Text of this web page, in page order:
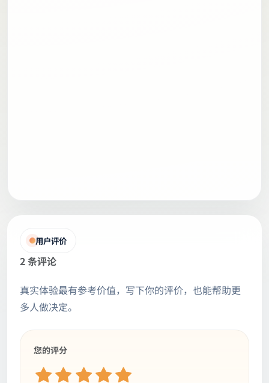
用户评价
2 条评论
真实体验最有参考价值，写下你的评价，也能帮助更
多人做决定。
您的评分